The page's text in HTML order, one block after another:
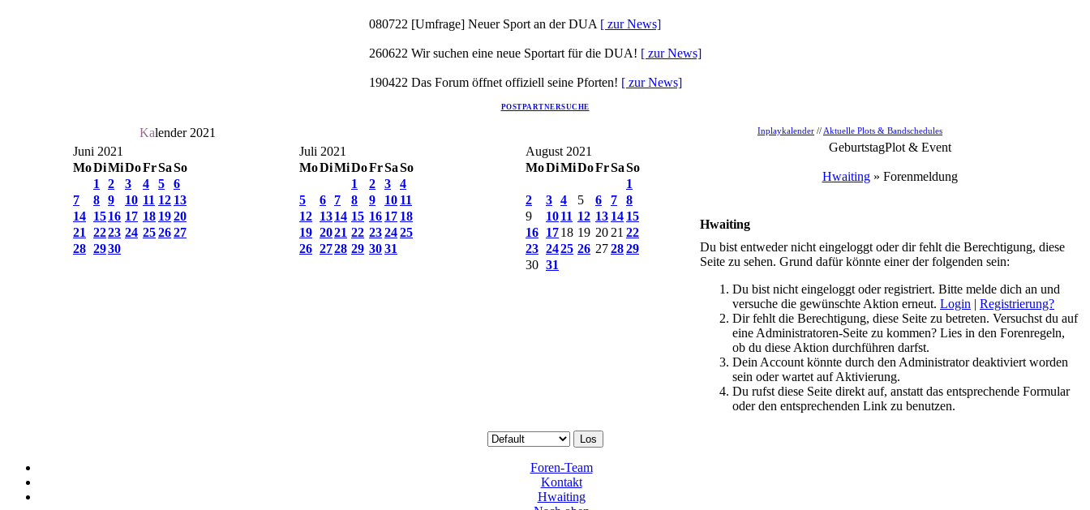
080722 [Umfrage] Neuer Sport an der DUA [ zur News]
260622 Wir suchen eine neue Sportart für die DUA! [ zur News]
190422 Das Forum öffnet offiziell seine Pforten! [ zur News]
POSTPARTNERSUCHE
Kalender 2021 Inplaykalender // Aktuelle Plots & Bandschedules
Juni 2021
MoDiMiDoFrSaSo
1
2 3 4 5
6
7
8 9 10 11 12 13
14 1516 17 18 1920
21
2223 24 252627
28 2930
Juli 2021
MoDiMiDoFrSaSo
1
2 3
4
5
6 7 8 9 10 11
12 1314 15 16 17 18
19 2021 22 232425
26 2728 29 3031
August 2021
MoDiMiDoFrSaSo
1
2
3 4 5 6 7
8
9
1011 12 13 14 15
16 1718 19 20 21 22
23 2425 26 272829
30 31
GeburtstagPlot & Event
Hwaiting » Forenmeldung
Hwaiting
Du bist entweder nicht eingeloggt oder dir fehlt die Berechtigung, diese
Seite zu sehen. Grund dafür könnte einer der folgenden sein:
Du bist nicht eingeloggt oder registriert. Bitte melde dich an und
versuche die gewünschte Aktion erneut. Login | Registrierung?
Dir fehlt die Berechtigung, diese Seite zu betreten. Versuchst du auf
eine Administratoren-Seite zu kommen? Lies in den Forenregeln,
ob du diese Aktion durchführen darfst.
Dein Account könnte durch den Administrator deaktiviert worden
sein oder wartet auf Aktivierung.
Du rufst diese Seite direkt auf, anstatt das entsprechende Formular
oder den entsprechenden Link zu benutzen.
Foren-Team
Kontakt
Hwaiting